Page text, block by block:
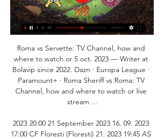
Roma vs Servette: TV Channel, how and
where to watch or 5 oct. 2023 — Writer at
Bolavip since 2022. Dazn · Europa League ·
Paramount+ · Roma Sheriff vs Roma: TV
Channel, how and where to watch or live
stream ...
2023 20:00 21 September 2023 16. 09. 2023
17:00 CF Floresti (Floresti) 21. 2023 19:45 AS